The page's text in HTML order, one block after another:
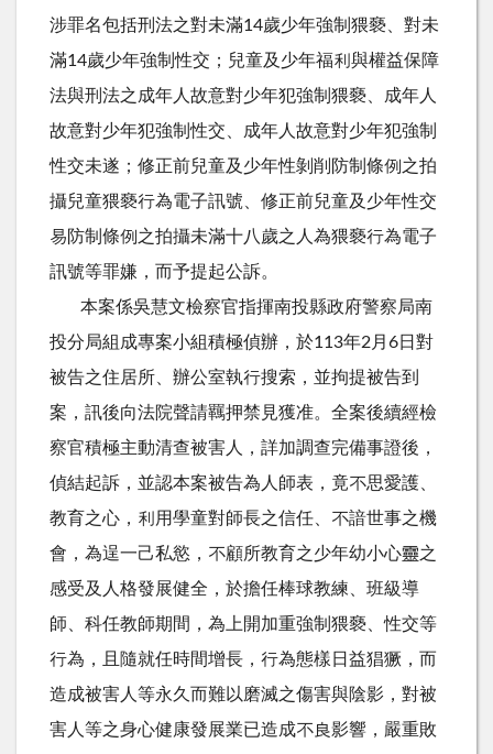
涉罪名包括刑法之對未滿14歲少年強制猥褻、對未
滿14歲少年強制性交；兒童及少年福利與權益保障
法與刑法之成年人故意對少年犯強制猥褻、成年人
故意對少年犯強制性交、成年人故意對少年犯強制
性交未遂；修正前兒童及少年性剝削防制條例之拍
攝兒童猥褻行為電子訊號、修正前兒童及少年性交
易防制條例之拍攝未滿十八歲之人為猥褻行為電子
訊號等罪嫌，而予提起公訴。
本案係吳慧文檢察官指揮南投縣政府警察局南
投分局組成專案小組積極偵辦，於113年2月6日對
被告之住居所、辦公室執行搜索，並拘提被告到
案，訊後向法院聲請羈押禁見獲准。全案後續經檢
察官積極主動清查被害人，詳加調查完備事證後，
偵結起訴，並認本案被告為人師表，竟不思愛護、
教育之心，利用學童對師長之信任、不諳世事之機
會，為逞一己私慾，不顧所教育之少年幼小心靈之
感受及人格發展健全，於擔任棒球教練、班級導
師、科任教師期間，為上開加重強制猥褻、性交等
行為，且隨就任時間增長，行為態樣日益猖獗，而
造成被害人等永久而難以磨滅之傷害與陰影，對被
害人等之身心健康發展業已造成不良影響，嚴重敗